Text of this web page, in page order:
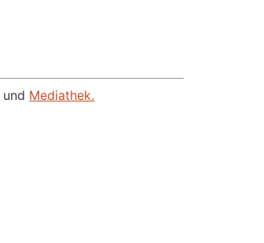
und Mediathek.